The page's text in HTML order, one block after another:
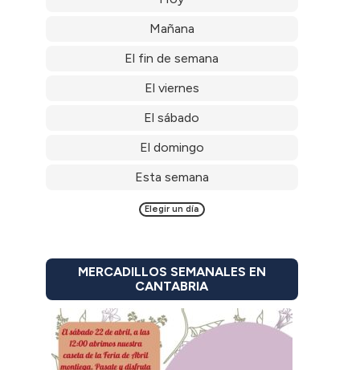
Mañana
El fin de semana
El viernes
El sábado
El domingo
Esta semana
Elegir un día
MERCADILLOS SEMANALES EN
CANTABRIA